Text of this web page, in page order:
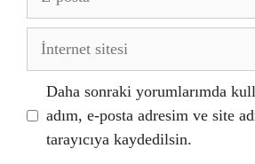
posta
İnternet
Daha sonraki yorumlarımda
adım, e-posta adresim ve site
tarayıcıya kaydedilsin.